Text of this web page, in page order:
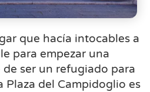
que hacía intocables a
para empezar una
ser un refugiado para
Plaza del Campidoglio es